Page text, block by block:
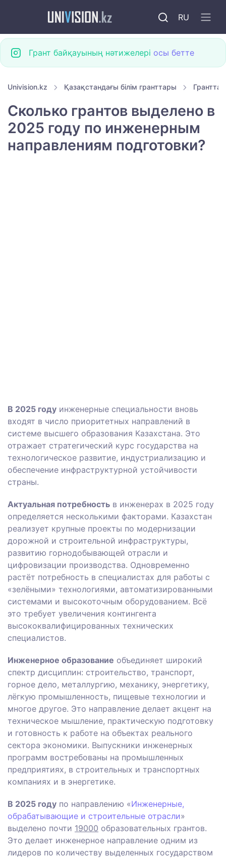
RU
Грант байқауының нәтижелері осы бетте
Univision.kz Қазақстандағы білім гранттары
Сколько грантов выделено в
2025 году по инженерным
направлениям подготовки?
В 2025 году инженерные специальности вновь
входят в число приоритетных направлений в
системе высшего образования Казахстана. Это
отражает стратегический курс государства на
технологическое развитие, индустриализацию и
обеспечение инфраструктурной устойчивости
страны.
Актуальная потребность в инженерах в 2025 году
определяется несколькими факторами. Казахстан
реализует крупные проекты по модернизации
дорожной и строительной инфраструктуры,
развитию горнодобывающей отрасли и
цифровизации производства. Одновременно
растёт потребность в специалистах для работы с
«зелёными» технологиями, автоматизированными
системами и высокоточным оборудованием. Всё
это требует увеличения контингента
высококвалифицированных технических
специалистов.
Инженерное образование объединяет широкий
спектр дисциплин: строительство, транспорт,
горное дело, металлургию, механику, энергетику,
лёгкую промышленность, пищевые технологии и
многое другое. Это направление делает акцент на
техническое мышление, практическую подготовку
и готовность к работе на объектах реального
сектора экономики. Выпускники инженерных
программ востребованы на промышленных
предприятиях, в строительных и транспортных
компаниях и в энергетике.
В 2025 году по направлению «Инженерные,
обрабатывающие и строительные отрасли»
выделено почти 19000 образовательных грантов.
Это делает инженерное направление одним из
лидеров по количеству выделенных государством